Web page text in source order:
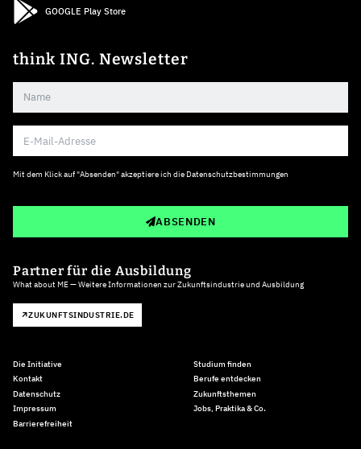
GOOGLE Play Store
think ING. Newsletter
Mit dem Klick auf "Absenden" akzeptiere ich die Datenschutzbestimmungen
ABSENDEN
Partner für die Ausbildung
What about ME — Weitere Informationen zur Zukunftsindustrie und Ausbildung
ZUKUNFTSINDUSTRIE.DE
Die Initiative
Kontakt
Datenschutz
Impressum
Barrierefreiheit
Studium finden
Berufe entdecken
Zukunftsthemen
Jobs, Praktika & Co.